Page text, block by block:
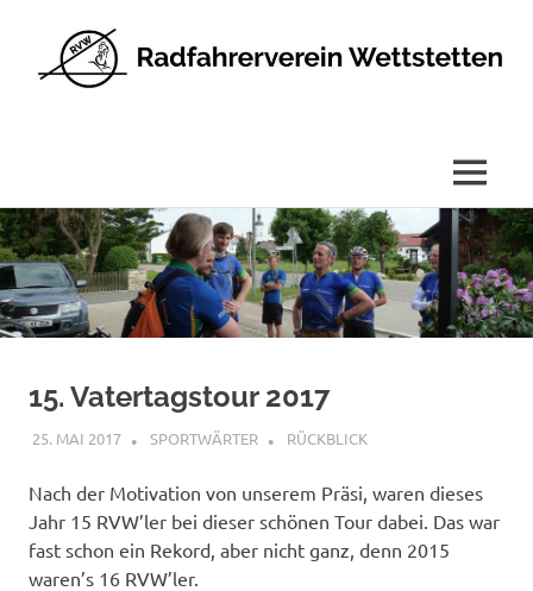
Zum
Inhalt
springen
MENÜ
15. Vatertagstour 2017
25. MAI 2017 SPORTWÄRTER RÜCKBLICK
Nach der Motivation von unserem Präsi, waren dieses
Jahr 15 RVW’ler bei dieser schönen Tour dabei. Das war
fast schon ein Rekord, aber nicht ganz, denn 2015
waren’s 16 RVW’ler.